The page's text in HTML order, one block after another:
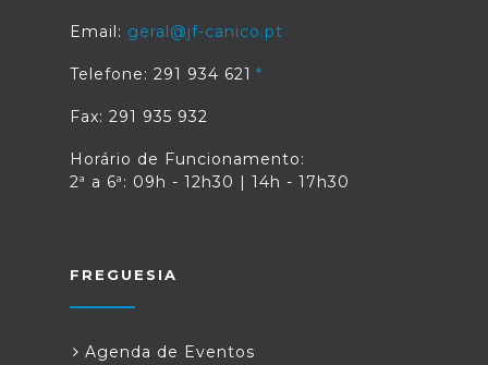
Email: geral@jf-canico.pt
Telefone: 291 934 621
Fax: 291 935 932
Horário de Funcionamento:
2ª a 6ª: 09h - 12h30 | 14h - 17h30
FREGUESIA
Agenda de Eventos